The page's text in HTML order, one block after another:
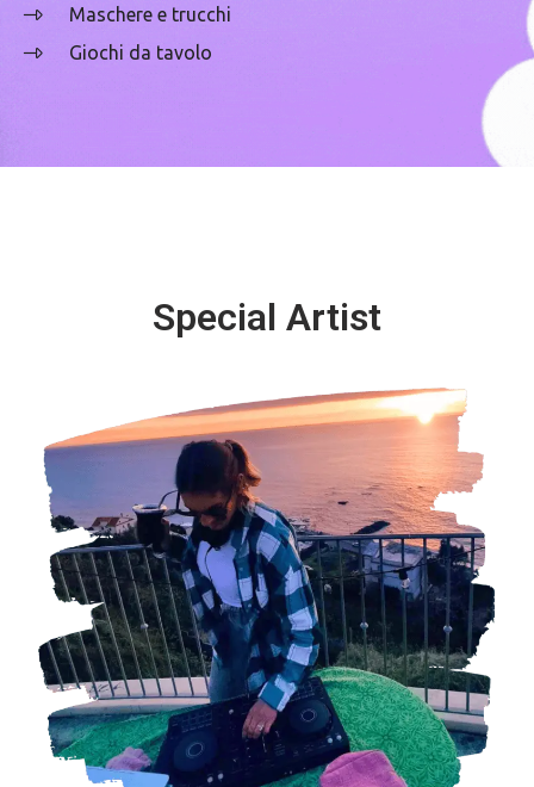
Maschere e trucchi
Giochi da tavolo
Special Artist